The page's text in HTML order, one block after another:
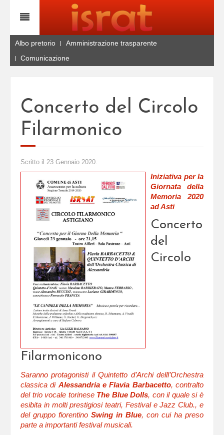
Albo pretorio
Amministrazione trasparente
Comunicazione
Concerto del Circolo
Filarmonico
Scritto il 23 Gennaio 2020.
Iniziativa per la
Giornata della
Memoria 2020
ad Asti
Concerto
del
Circolo
Filarmonicono
Saranno protagonisti il Quintetto d’Archi delll’Orchestra
classica di Alessandria e Flavia Barbacetto, contralto
del trio vocale torineseThe Blue Dolls, con il quale si è
esibita in molti prestigiosi teatri, Festival e Jazz Club., e
del gruppo fiorentino Swing in Blue, con cui ha preso
parte a importanti festival musicali.